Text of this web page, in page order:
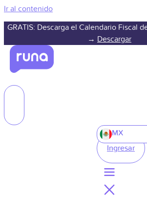
Ir al contenido
GRATIS: Descarga el Calendario Fiscal
→ Descargar
MX
Ingresar